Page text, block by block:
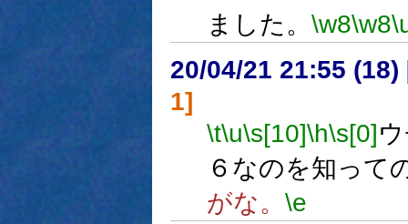
ました。 \w8\w8
20/04/21 21:55 (18)
1]
\t\u\s[10]\h\s[0]
６なのを知って
がな。 \e